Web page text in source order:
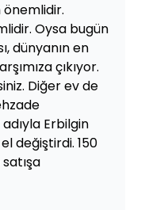
Oysa bugün
dünyanın en
çıkıyor.
Diğer ev de
Erbilgin
değiştirdi. 150